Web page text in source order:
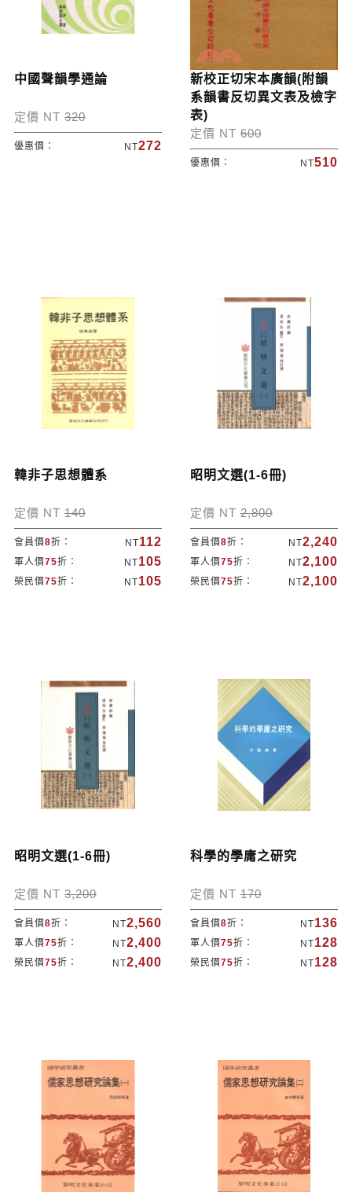
中國聲韻學通論
定價 NT 320
優惠價： NT272
新校正切宋本廣韻(附韻
系韻書反切異文表及檢字
表)
定價 NT 600
優惠價： NT510
韓非子思想體系
定價 NT 140
會員價8折： NT112
軍人價75折： NT105
榮民價75折： NT105
昭明文選(1-6冊)
定價 NT 2,800
會員價8折： NT2,240
軍人價75折： NT2,100
榮民價75折： NT2,100
昭明文選(1-6冊)
定價 NT 3,200
會員價8折： NT2,560
軍人價75折： NT2,400
榮民價75折： NT2,400
科學的學庸之研究
定價 NT 170
會員價8折： NT136
軍人價75折： NT128
榮民價75折： NT128